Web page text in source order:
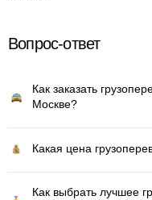
Вопрос-ответ
Как заказать
Москве?
Какая цена
Как выбрать лучшее